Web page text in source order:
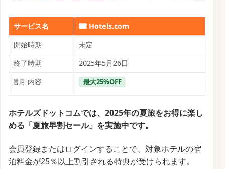
サービス名
Hotels.com
開始時期
未定
終了時期
2025年5月26日
割引内容
最大25%OFF
ホテルズドットコムでは、2025年の夏旅をお得に楽し
める「夏旅早割セール」を実施中です。
会員登録またはログインすることで、対象ホテルの宿
泊料金が25％以上割引される特典が受けられます。